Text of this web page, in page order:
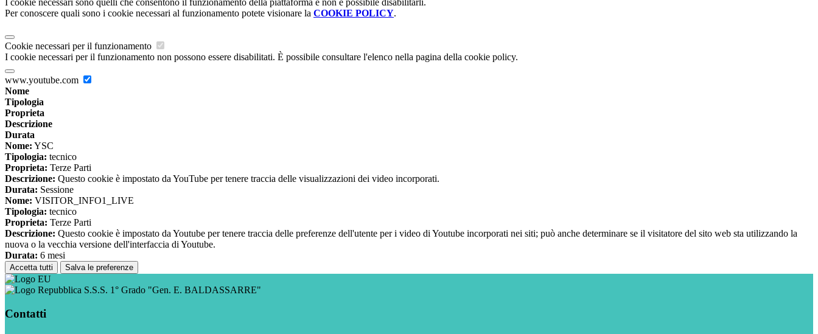
I cookie necessari sono quelli che consentono il funzionamento della piattaforma e non è possibile disabilitarli.
Per conoscere quali sono i cookie necessari al funzionamento potete visionare la COOKIE POLICY.
Cookie necessari per il funzionamento
I cookie necessari per il funzionamento non possono essere disabilitati. È possibile consultare l'elenco nella pagina della cookie policy.
www.youtube.com
Nome
Tipologia
Proprieta
Descrizione
Durata
Nome: YSC
Tipologia: tecnico
Proprieta: Terze Parti
Descrizione: Questo cookie è impostato da YouTube per tenere traccia delle visualizzazioni dei video incorporati.
Durata: Sessione
Nome: VISITOR_INFO1_LIVE
Tipologia: tecnico
Proprieta: Terze Parti
Descrizione: Questo cookie è impostato da Youtube per tenere traccia delle preferenze dell'utente per i video di Youtube incorporati nei siti; può anche determinare se il visitatore del sito web sta utilizzando la
nuova o la vecchia versione dell'interfaccia di Youtube.
Durata: 6 mesi
Accetta tutti Salva le preferenze
S.S.S. 1° Grado "Gen. E. BALDASSARRE"
Contatti